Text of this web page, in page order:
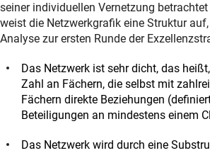
seiner individuellen Vernetzung
weist die Netzwerkgrafik eine Struktur
Analyse zur ersten Runde der
Das Netzwerk ist sehr dicht, das
Zahl an Fächern, die selbst mit
Fächern direkte Beziehungen
Beteiligungen an mindestens einem
Das Netzwerk wird durch eine